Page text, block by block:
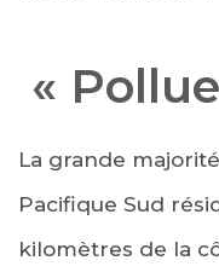
«
La grande
Pacifique Sud
kilomètres de la